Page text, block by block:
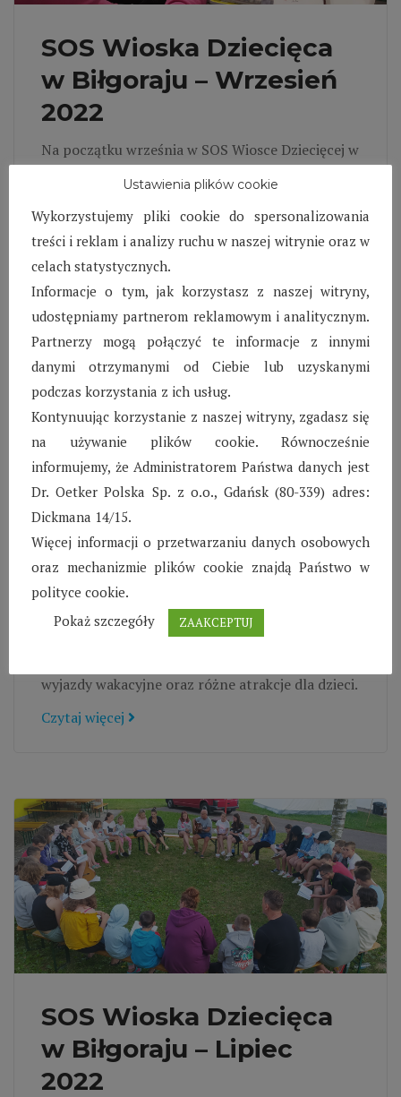
SOS Wioska Dziecięca
w Biłgoraju – Wrzesień
2022
Na początku września w SOS Wiosce Dziecięcej w
Biłgoraju przeprowadziliśmy z podopiecznymi
wrzesień.
Czytaj więcej
SOS Wioska Dziecięca
w Biłgoraju – Sierpień
2022
wyjazdy wakacyjne oraz różne atrakcje dla dzieci.
Czytaj więcej
SOS Wioska Dziecięca
w Biłgoraju – Lipiec
2022
Ustawienia plików cookie
Wykorzystujemy pliki cookie do spersonalizowania
treści i reklam i analizy ruchu w naszej witrynie oraz w
celach statystycznych.
Informacje o tym, jak korzystasz z naszej witryny,
udostępniamy partnerom reklamowym i analitycznym.
Partnerzy mogą połączyć te informacje z innymi
danymi otrzymanymi od Ciebie lub uzyskanymi
podczas korzystania z ich usług.
Kontynuując korzystanie z naszej witryny, zgadasz się
na używanie plików cookie. Równocześnie
informujemy, że Administratorem Państwa danych jest
Dr. Oetker Polska Sp. z o.o., Gdańsk (80-339) adres:
Dickmana 14/15.
Więcej informacji o przetwarzaniu danych osobowych
oraz mechanizmie plików cookie znajdą Państwo w
polityce cookie.
Pokaż szczegóły
ZAAKCEPTUJ